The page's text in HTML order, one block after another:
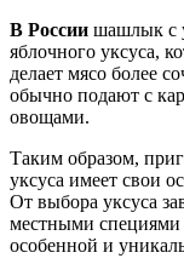
В России шашлык с
яблочного уксуса,
делает мясо более
обычно подают с
овощами.
Таким образом,
уксуса имеет свои
От выбора уксуса
местными специями
особенной и